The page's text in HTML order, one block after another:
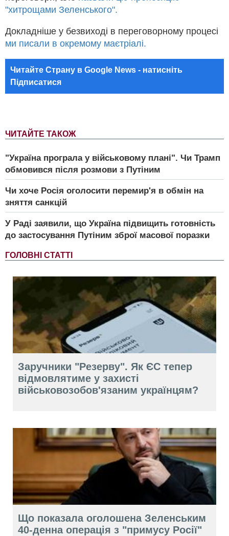
ЧИТАЙТЕ ТАКОЖ
"Україна програла у військовому плані". Чи Трамп
обмовився після розмови з Путіним
Чи хоче Росія оголосити перемир'я в обмін на
зняття санкцій
У Раді заявили, що Україна підвищить готовність
до застосування Путіним зброї масової поразки
"хитрощами Зеленського".
Докладніше у безвиході в переговорному процесі
ми писали в окремому маєтріалі.
Читайте Страну в Google News - натисніть
Підписатися
ГОЛОВНІ СТАТТІ
Заручники "Резерву". Як ЄС тепер
відмовлятиме у захисті
військовозобов'язаним українцям?
Що показала оголошена Зеленським
40-денна операція з "примусу Росії"